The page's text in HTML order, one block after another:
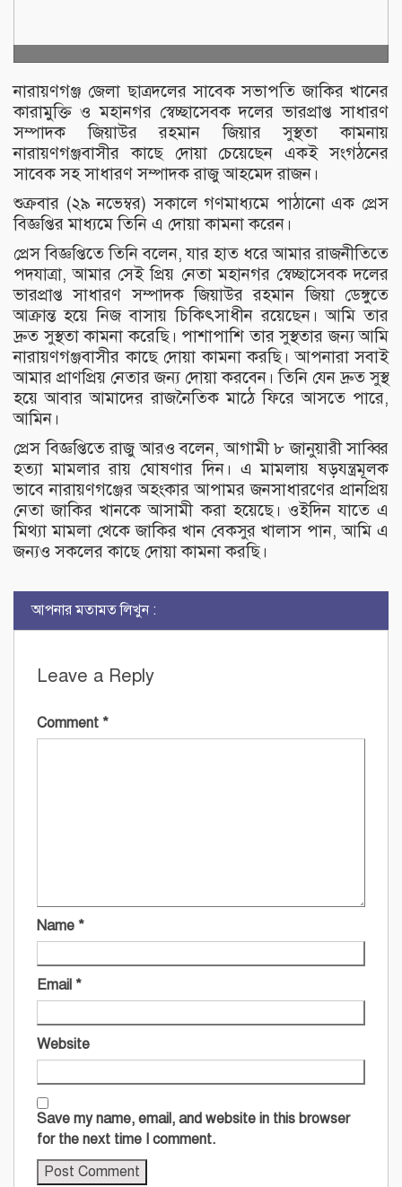
নারায়ণগঞ্জ জেলা ছাত্রদলের সাবেক সভাপতি জাকির খানের
কারামুক্তি ও মহানগর স্বেচ্ছাসেবক দলের ভারপ্রাপ্ত সাধারণ
সম্পাদক জিয়াউর রহমান জিয়ার সুস্থতা কামনায়
নারায়ণগঞ্জবাসীর কাছে দোয়া চেয়েছেন একই সংগঠনের
সাবেক সহ সাধারণ সম্পাদক রাজু আহমেদ রাজন।
শুক্রবার (২৯ নভেম্বর) সকালে গণমাধ্যমে পাঠানো এক প্রেস
বিজ্ঞপ্তির মাধ্যমে তিনি এ দোয়া কামনা করেন।
প্রেস বিজ্ঞপ্তিতে তিনি বলেন, যার হাত ধরে আমার রাজনীতিতে
পদযাত্রা, আমার সেই প্রিয় নেতা মহানগর স্বেচ্ছাসেবক দলের
ভারপ্রাপ্ত সাধারণ সম্পাদক জিয়াউর রহমান জিয়া ডেঙ্গুতে
আক্রান্ত হয়ে নিজ বাসায় চিকিৎসাধীন রয়েছেন। আমি তার
দ্রুত সুস্থতা কামনা করেছি। পাশাপাশি তার সুস্থতার জন্য আমি
নারায়ণগঞ্জবাসীর কাছে দোয়া কামনা করছি। আপনারা সবাই
আমার প্রাণপ্রিয় নেতার জন্য দোয়া করবেন। তিনি যেন দ্রুত সুস্থ
হয়ে আবার আমাদের রাজনৈতিক মাঠে ফিরে আসতে পারে,
আমিন।
প্রেস বিজ্ঞপ্তিতে রাজু আরও বলেন, আগামী ৮ জানুয়ারী সাব্বির
হত্যা মামলার রায় ঘোষণার দিন। এ মামলায় ষড়যন্ত্রমূলক
ভাবে নারায়ণগঞ্জের অহংকার আপামর জনসাধারণের প্রানপ্রিয়
নেতা জাকির খানকে আসামী করা হয়েছে। ওইদিন যাতে এ
মিথ্যা মামলা থেকে জাকির খান বেকসুর খালাস পান, আমি এ
জন্যও সকলের কাছে দোয়া কামনা করছি।
আপনার মতামত লিখুন :
Leave a Reply
Comment *
Name *
Email *
Website
Save my name, email, and website in this browser
for the next time I comment.